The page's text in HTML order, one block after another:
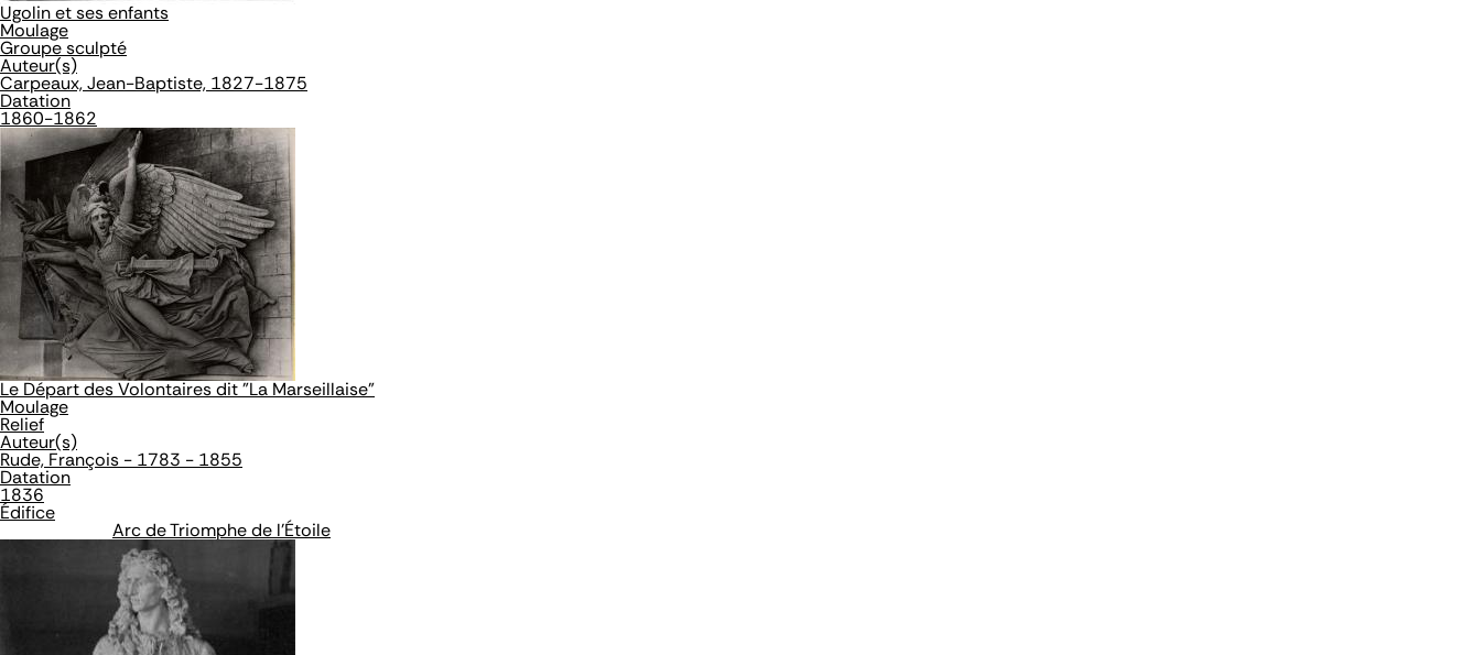
Ugolin et ses enfants
Moulage
Groupe sculpté
Auteur(s)
Carpeaux, Jean-Baptiste, 1827-1875
Datation
1860-1862
Le Départ des Volontaires dit "La Marseillaise"
Moulage
Relief
Auteur(s)
Rude, François - 1783 - 1855
Datation
1836
Édifice
Arc de Triomphe de l'Étoile